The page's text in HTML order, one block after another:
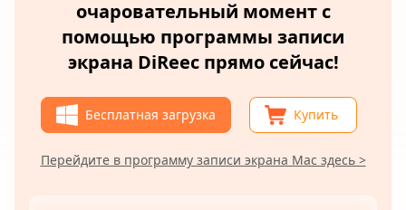
очаровательный момент с
помощью программы записи
экрана DiReec прямо сейчас!
Бесплатная загрузка Купить
Перейдите в программу записи экрана Mac здесь >